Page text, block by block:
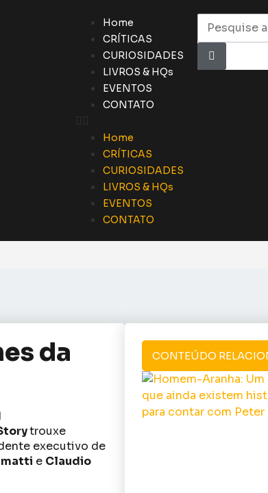
Home
CRÍTICAS
CURIOSIDADES
LIVROS & HQs
EVENTOS
CONTATO
Home
CRÍTICAS
CURIOSIDADES
LIVROS & HQs
EVENTOS
CONTATO
da
trouxe
executivo de
e Claudio
CONTEÚDO